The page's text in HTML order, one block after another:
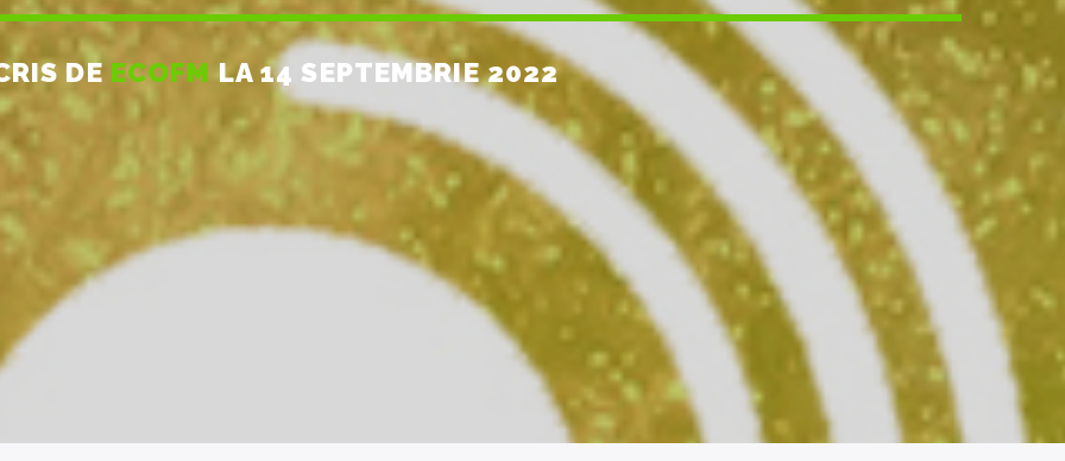
DE ECOFM LA 14 SEPTEMBRIE 2022